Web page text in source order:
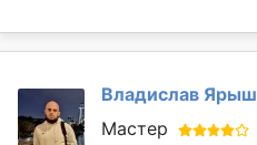
Владислав Ярыш
Мастер